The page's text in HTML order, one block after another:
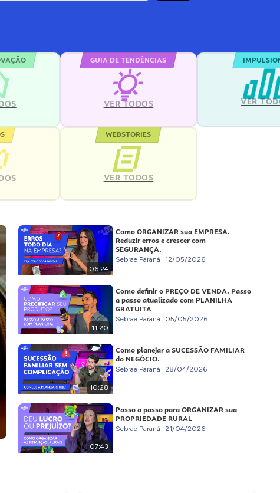
GUIA DE TENDÊNCIAS
VER TODOS VER
WEBSTORIES
VER TODOS
06:24
Como ORGANIZAR sua EMPRESA.
Reduzir erros e crescer com
SEGURANÇA.
Sebrae Paraná 12/05/2026
11:20
Como definir o PREÇO DE VENDA. Passo
a passo atualizado com PLANILHA
GRATUITA
Sebrae Paraná 05/05/2026
10:28
Como planejar a SUCESSÃO FAMILIAR
do NEGÓCIO.
Sebrae Paraná 28/04/2026
07:43
Passo a passo para ORGANIZAR sua
PROPRIEDADE RURAL
Sebrae Paraná 21/04/2026